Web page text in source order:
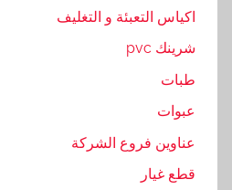
ك
ة
,
م
اكياس التعبئة و التغليف
شرينك pvc
طبات
عبوات
عناوين فروع الشركة
قطع غيار